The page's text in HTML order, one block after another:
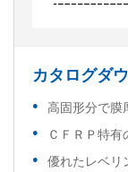
カタログダ
高固形分で膜
ＣＦＲＰ特
優れたレベリ